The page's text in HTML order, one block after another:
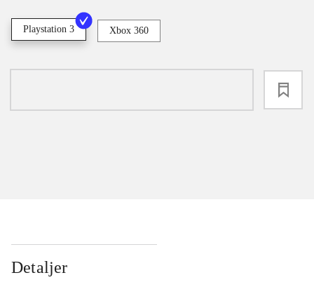
Playstation 3 Xbox 360
Detaljer